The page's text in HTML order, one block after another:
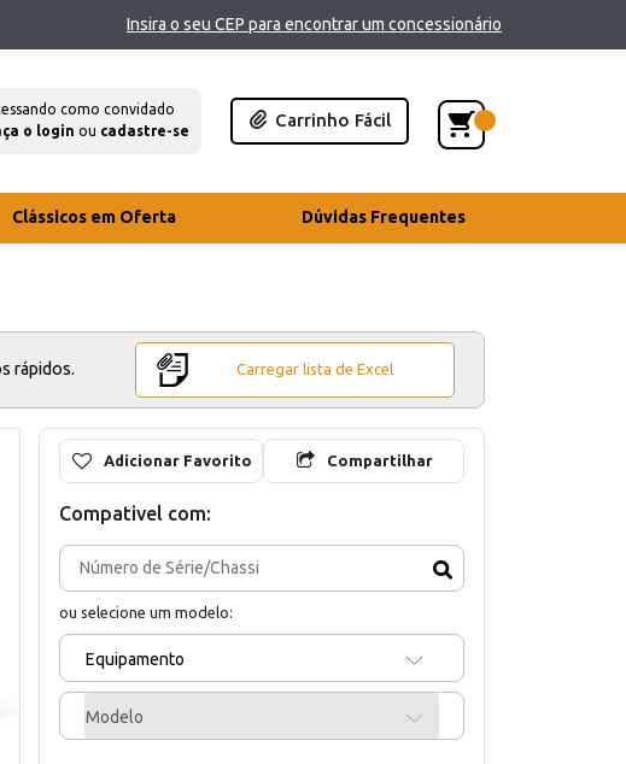
Insira o seu CEP para encontrar um concessionário
como convidado
o login ou cadastre-se
Carrinho Fácil
Clássicos em Oferta Dúvidas Frequentes
rápidos. Carregar lista de Excel
Adicionar Favorito Compartilhar
Compativel com:
ou selecione um modelo:
Equipamento
Modelo